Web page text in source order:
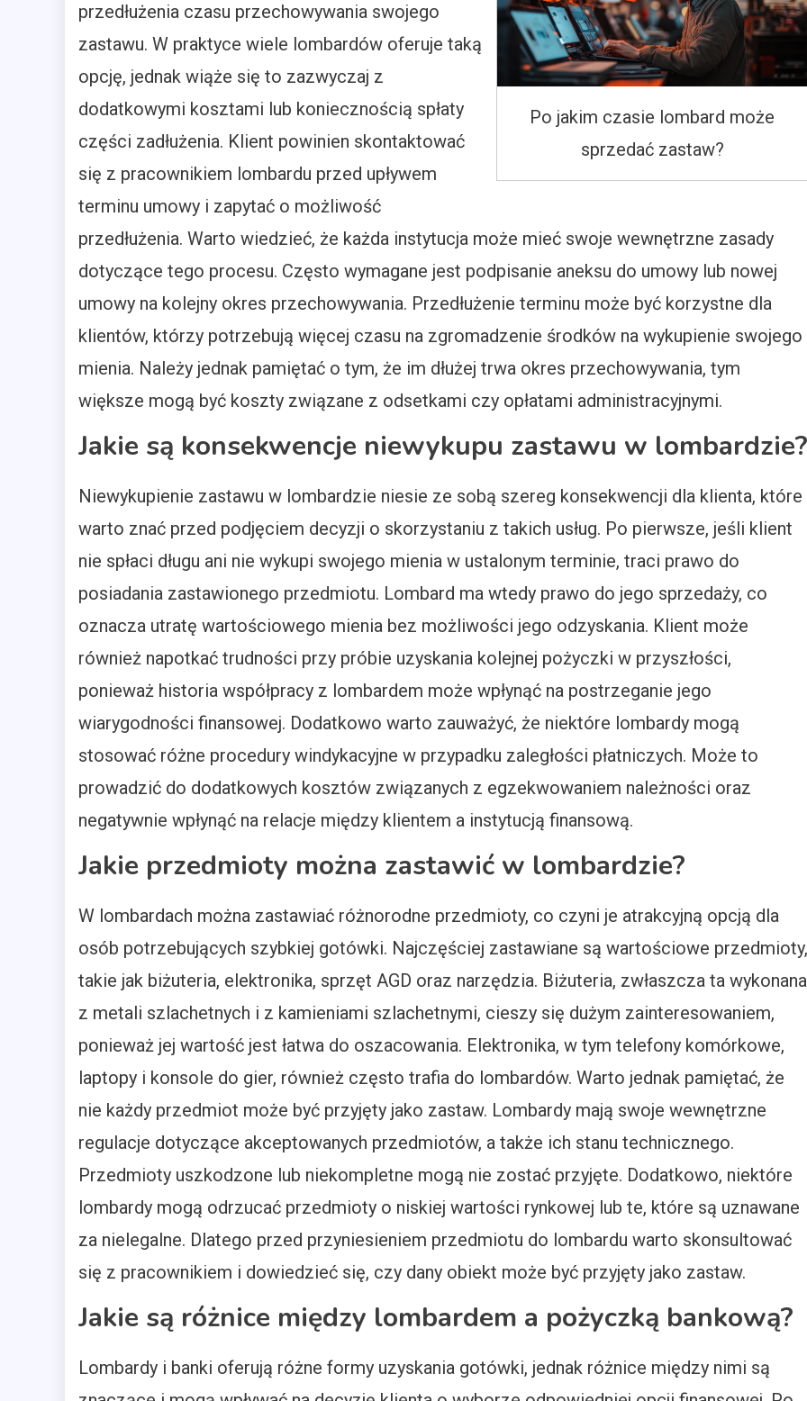
Po jakim czasie lombard może
sprzedać zastaw?
przedłużenia czasu przechowywania swojego
zastawu. W praktyce wiele lombardów oferuje taką
opcję, jednak wiąże się to zazwyczaj z
dodatkowymi kosztami lub koniecznością spłaty
części zadłużenia. Klient powinien skontaktować
się z pracownikiem lombardu przed upływem
terminu umowy i zapytać o możliwość
przedłużenia. Warto wiedzieć, że każda instytucja może mieć swoje wewnętrzne zasady
dotyczące tego procesu. Często wymagane jest podpisanie aneksu do umowy lub nowej
umowy na kolejny okres przechowywania. Przedłużenie terminu może być korzystne dla
klientów, którzy potrzebują więcej czasu na zgromadzenie środków na wykupienie swojego
mienia. Należy jednak pamiętać o tym, że im dłużej trwa okres przechowywania, tym
większe mogą być koszty związane z odsetkami czy opłatami administracyjnymi.
Jakie są konsekwencje niewykupu zastawu w lombardzie?
Niewykupienie zastawu w lombardzie niesie ze sobą szereg konsekwencji dla klienta, które
warto znać przed podjęciem decyzji o skorzystaniu z takich usług. Po pierwsze, jeśli klient
nie spłaci długu ani nie wykupi swojego mienia w ustalonym terminie, traci prawo do
posiadania zastawionego przedmiotu. Lombard ma wtedy prawo do jego sprzedaży, co
oznacza utratę wartościowego mienia bez możliwości jego odzyskania. Klient może
również napotkać trudności przy próbie uzyskania kolejnej pożyczki w przyszłości,
ponieważ historia współpracy z lombardem może wpłynąć na postrzeganie jego
wiarygodności finansowej. Dodatkowo warto zauważyć, że niektóre lombardy mogą
stosować różne procedury windykacyjne w przypadku zaległości płatniczych. Może to
prowadzić do dodatkowych kosztów związanych z egzekwowaniem należności oraz
negatywnie wpłynąć na relacje między klientem a instytucją finansową.
Jakie przedmioty można zastawić w lombardzie?
W lombardach można zastawiać różnorodne przedmioty, co czyni je atrakcyjną opcją dla
osób potrzebujących szybkiej gotówki. Najczęściej zastawiane są wartościowe przedmioty,
takie jak biżuteria, elektronika, sprzęt AGD oraz narzędzia. Biżuteria, zwłaszcza ta wykonana
z metali szlachetnych i z kamieniami szlachetnymi, cieszy się dużym zainteresowaniem,
ponieważ jej wartość jest łatwa do oszacowania. Elektronika, w tym telefony komórkowe,
laptopy i konsole do gier, również często trafia do lombardów. Warto jednak pamiętać, że
nie każdy przedmiot może być przyjęty jako zastaw. Lombardy mają swoje wewnętrzne
regulacje dotyczące akceptowanych przedmiotów, a także ich stanu technicznego.
Przedmioty uszkodzone lub niekompletne mogą nie zostać przyjęte. Dodatkowo, niektóre
lombardy mogą odrzucać przedmioty o niskiej wartości rynkowej lub te, które są uznawane
za nielegalne. Dlatego przed przyniesieniem przedmiotu do lombardu warto skonsultować
się z pracownikiem i dowiedzieć się, czy dany obiekt może być przyjęty jako zastaw.
Jakie są różnice między lombardem a pożyczką bankową?
Lombardy i banki oferują różne formy uzyskania gotówki, jednak różnice między nimi są